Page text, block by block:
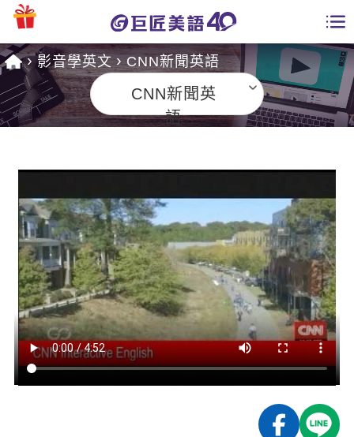
課程總覽
英文會話
商用英文
英文檢定
TOEIC 多益課程
能力養成
自然發音
全國分校
免費資源
英文部落格
多益秒學堂
影音學英文
師資團隊
學習分享
學員故事
校園贊助
學員專區
影音學英文 CNN新聞英語
CNN新聞英
語